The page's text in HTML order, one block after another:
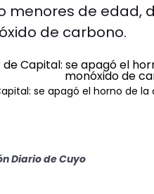
menores de edad,
de carbono.
se apagó el horno de
Diario de Cuyo